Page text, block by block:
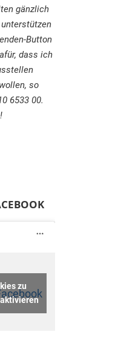
gänzlich
Button
dass ich
so
6533 00.
zu